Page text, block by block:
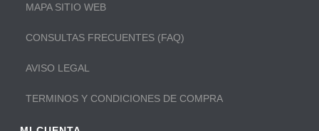
MAPA SITIO WEB
CONSULTAS FRECUENTES (FAQ)
AVISO LEGAL
TERMINOS Y CONDICIONES DE COMPRA